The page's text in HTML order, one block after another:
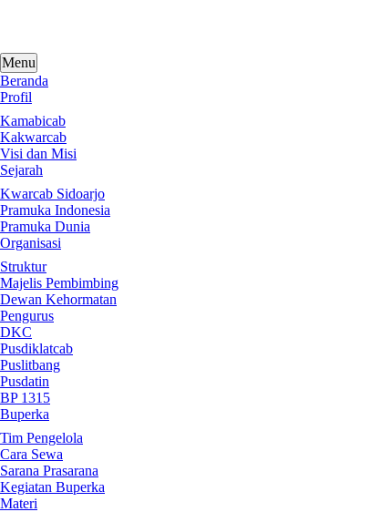
Menu
Beranda
Profil
Kamabicab
Kakwarcab
Visi dan Misi
Sejarah
Kwarcab Sidoarjo
Pramuka Indonesia
Pramuka Dunia
Organisasi
Struktur
Majelis Pembimbing
Dewan Kehormatan
Pengurus
DKC
Pusdiklatcab
Puslitbang
Pusdatin
BP 1315
Buperka
Tim Pengelola
Cara Sewa
Sarana Prasarana
Kegiatan Buperka
Materi